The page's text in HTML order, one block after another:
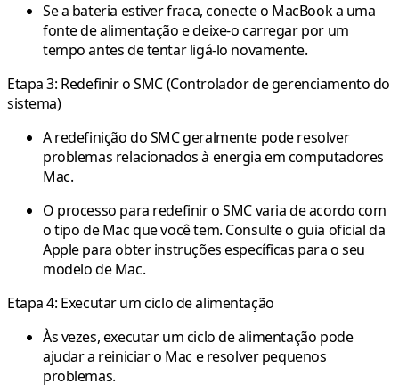
Se a bateria estiver fraca, conecte o MacBook a uma
fonte de alimentação e deixe-o carregar por um
tempo antes de tentar ligá-lo novamente.
Etapa 3: Redefinir o SMC (Controlador de gerenciamento do
sistema)
A redefinição do SMC geralmente pode resolver
problemas relacionados à energia em computadores
Mac.
O processo para redefinir o SMC varia de acordo com
o tipo de Mac que você tem. Consulte o guia oficial da
Apple para obter instruções específicas para o seu
modelo de Mac.
Etapa 4: Executar um ciclo de alimentação
Às vezes, executar um ciclo de alimentação pode
ajudar a reiniciar o Mac e resolver pequenos
problemas.